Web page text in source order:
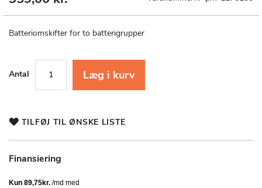
Batteriomskifter for to batterigrupper
Antal Læg i kurv
TILFØJ TIL ØNSKE LISTE
Finansiering
af